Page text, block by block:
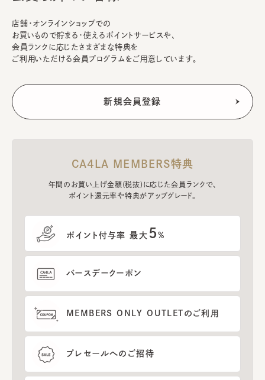
店舗・オンラインショップでの
お買いもので貯まる・使えるポイントサービスや、
会員ランクに応じたさまざまな特典を
ご利用いただける会員プログラムをご用意しています。
CA4LA MEMBERS特典
年間のお買い上げ金額(税抜)に応じた会員ランクで、
ポイント還元率や特典がアップグレード。
ポイント付与率 最大 5%
バースデークーポン
MEMBERS ONLY OUTLETのご利用
プレセールへのご招待